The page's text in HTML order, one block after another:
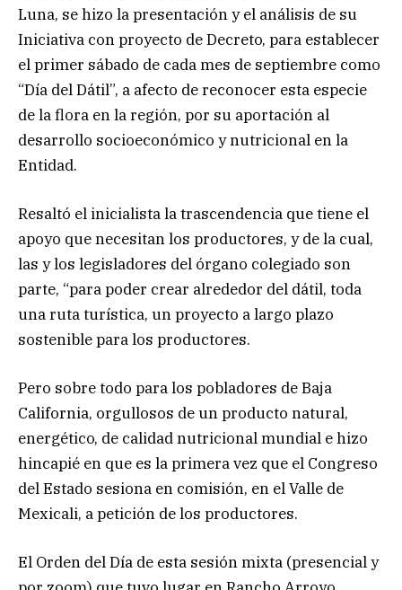
Luna, se hizo la presentación y el análisis de su
Iniciativa con proyecto de Decreto, para establecer
el primer sábado de cada mes de septiembre como
“Día del Dátil”, a afecto de reconocer esta especie
de la flora en la región, por su aportación al
desarrollo socioeconómico y nutricional en la
Entidad.
Resaltó el inicialista la trascendencia que tiene el
apoyo que necesitan los productores, y de la cual,
las y los legisladores del órgano colegiado son
parte, “para poder crear alrededor del dátil, toda
una ruta turística, un proyecto a largo plazo
sostenible para los productores.
Pero sobre todo para los pobladores de Baja
California, orgullosos de un producto natural,
energético, de calidad nutricional mundial e hizo
hincapié en que es la primera vez que el Congreso
del Estado sesiona en comisión, en el Valle de
Mexicali, a petición de los productores.
El Orden del Día de esta sesión mixta (presencial y